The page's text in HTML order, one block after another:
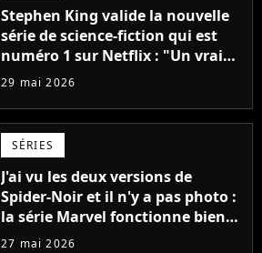
Stephen King valide la nouvelle
série de science-fiction qui est
numéro 1 sur Netflix : "Un vrai
régal"
29 mai 2026
SÉRIES
J'ai vu les deux versions de
Spider-Noir et il n'y a pas photo :
la série Marvel fonctionne bien
mieux ainsi...
27 mai 2026